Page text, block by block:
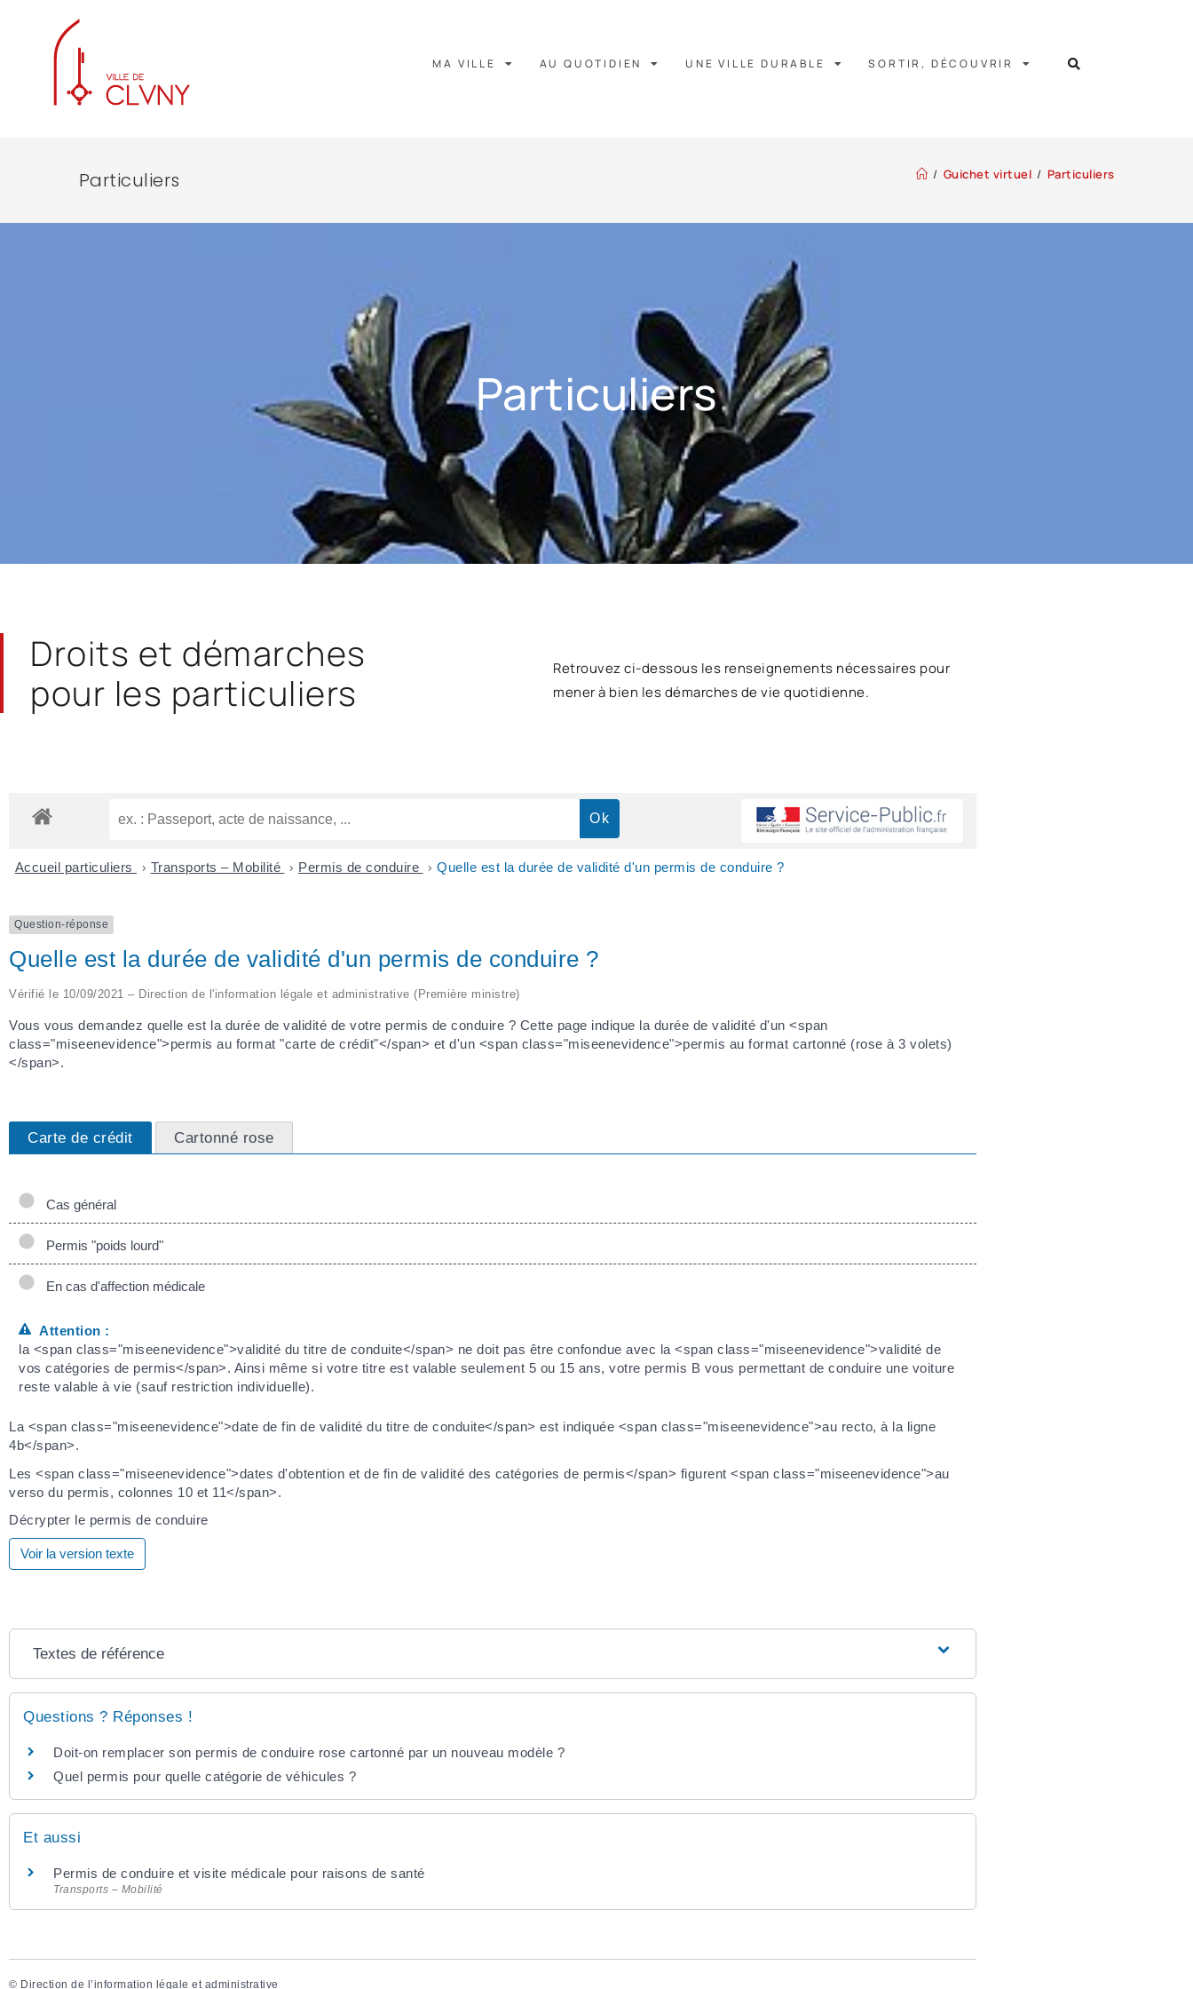
MA VILLE AU QUOTIDIEN UNE VILLE DURABLE SORTIR, DÉCOUVRIR
Particuliers / Guichet virtuel / Particuliers
Particuliers
Droits et démarches
pour les particuliers
Retrouvez ci-dessous les renseignements nécessaires pour
mener à bien les démarches de vie quotidienne.
Accueil particuliers > Transports – Mobilité > Permis de conduire > Quelle est la durée de validité d'un permis de conduire ?
Question-réponse
Quelle est la durée de validité d'un permis de conduire ?
Vérifié le 10/09/2021 – Direction de l'information légale et administrative (Première ministre)
Vous vous demandez quelle est la durée de validité de votre permis de conduire ? Cette page indique la durée de validité d'un <span
class="miseenevidence">permis au format "carte de crédit"</span> et d'un <span class="miseenevidence">permis au format cartonné (rose à 3 volets)
</span>.
Carte de crédit Cartonné rose
Cas général
Permis "poids lourd"
En cas d'affection médicale
Attention :
la <span class="miseenevidence">validité du titre de conduite</span> ne doit pas être confondue avec la <span class="miseenevidence">validité de
vos catégories de permis</span>. Ainsi même si votre titre est valable seulement 5 ou 15 ans, votre permis B vous permettant de conduire une voiture
reste valable à vie (sauf restriction individuelle).
La <span class="miseenevidence">date de fin de validité du titre de conduite</span> est indiquée <span class="miseenevidence">au recto, à la ligne
4b</span>.
Les <span class="miseenevidence">dates d'obtention et de fin de validité des catégories de permis</span> figurent <span class="miseenevidence">au
verso du permis, colonnes 10 et 11</span>.
Décrypter le permis de conduire
Voir la version texte
Textes de référence
Questions ? Réponses !
Doit-on remplacer son permis de conduire rose cartonné par un nouveau modèle ?
Quel permis pour quelle catégorie de véhicules ?
Et aussi
Permis de conduire et visite médicale pour raisons de santé
Transports – Mobilité
© Direction de l’information légale et administrative